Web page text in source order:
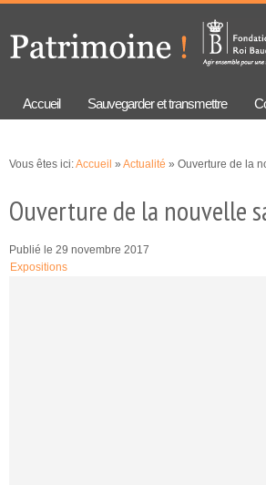
principal
Accueil Sauvegarder et transmettre
Vous êtes ici:Accueil » Actualité » Ouverture de la
Ouverture de la nouvelle
Publié le 29 novembre 2017
Expositions